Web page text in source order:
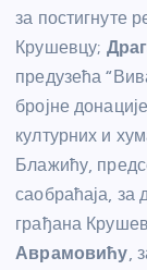
за постигнуте
Крушевцу;
предузећа
бројне
културних и
Блажићу,
саобраћаја,
грађана
Аврамовићу,